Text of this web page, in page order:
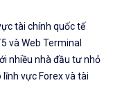
tài chính quốc tế
và Web Terminal
nhiều nhà đầu tư nhỏ
vực Forex và tài